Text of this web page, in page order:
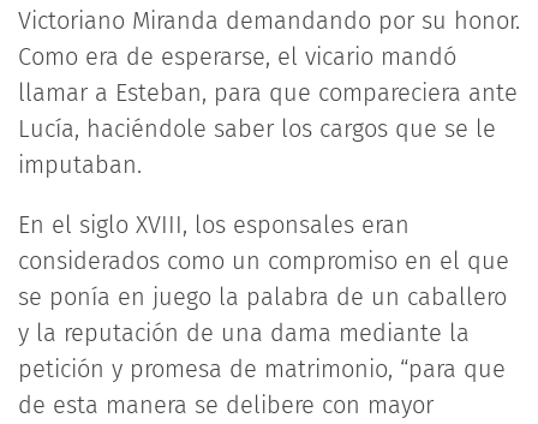
Victoriano Miranda demandando por su honor.
Como era de esperarse, el vicario mandó
llamar a Esteban, para que compareciera ante
Lucía, haciéndole saber los cargos que se le
imputaban.
En el siglo XVIII, los esponsales eran
considerados como un compromiso en el que
se ponía en juego la palabra de un caballero
y la reputación de una dama mediante la
petición y promesa de matrimonio, “para que
de esta manera se delibere con mayor